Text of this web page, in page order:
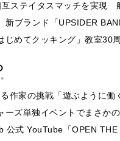
互ステイタスマッチを実
新ブランド「UPSIDER
じめてクッキング」教室
作家の挑戦「遊ぶように
ーズ単独イベントでまさか
公式 YouTube「OPEN